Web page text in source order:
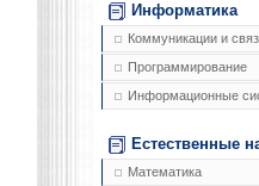
Информатика
Коммуникации и
Программирование
Информационные
Естественные
Математика